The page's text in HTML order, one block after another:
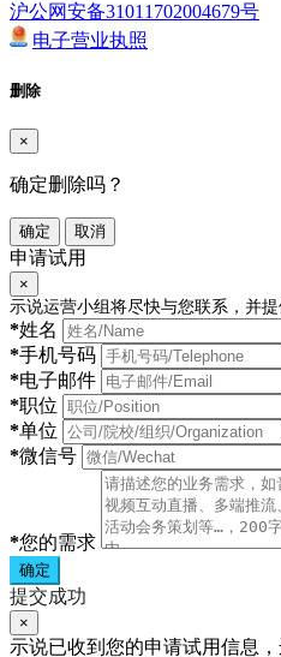
沪公网安备31011702004679号
电子营业执照
删除
×
确定删除吗？
确定 取消
申请试用
×
示说运营小组将尽快与您联系，并
*姓名
*手机号码
*电子邮件
*职位
*单位
*微信号
*您的需求
确定
提交成功
×
示说已收到您的申请试用信息